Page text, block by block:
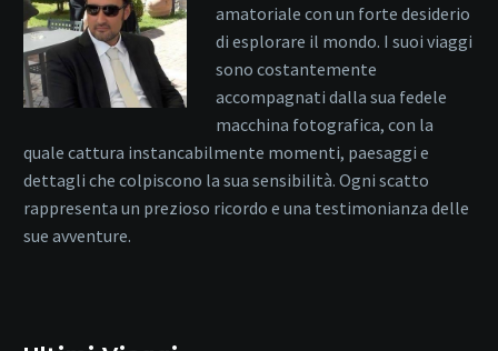
amatoriale con un forte desiderio
di esplorare il mondo. I suoi viaggi
sono costantemente
accompagnati dalla sua fedele
macchina fotografica, con la
quale cattura instancabilmente momenti, paesaggi e
dettagli che colpiscono la sua sensibilità. Ogni scatto
rappresenta un prezioso ricordo e una testimonianza delle
sue avventure.